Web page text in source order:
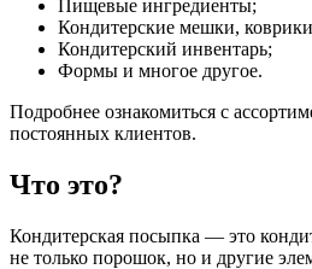
Пищевые ингредиенты;
Кондитерские мешки,
Кондитерский инвентарь;
Формы и многое другое.
Подробнее ознакомиться с
постоянных клиентов.
Что это?
Кондитерская посыпка — это
не только порошок, но и другие